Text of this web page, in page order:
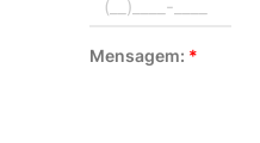
Mensagem: *